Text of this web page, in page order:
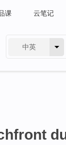
课 云笔记
中英